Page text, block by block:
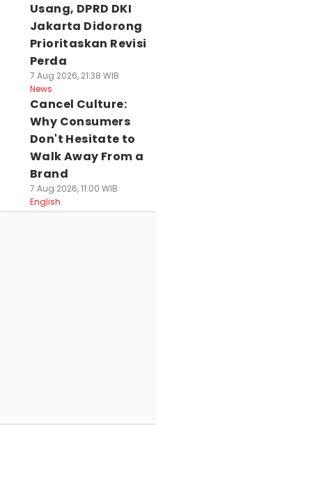
Usang, DPRD DKI
Jakarta Didorong
Prioritaskan Revisi
Perda
7 Aug 2026, 21:38 WIB
News
Cancel Culture:
Why Consumers
Don't Hesitate to
Walk Away From a
Brand
7 Aug 2026, 11:00 WIB
English